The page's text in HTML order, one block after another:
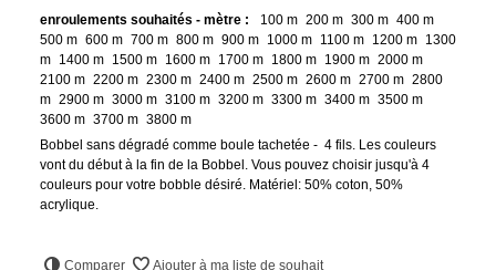
enroulements souhaités - mètre :
100 m 200 m 300 m 400 m
500 m 600 m 700 m 800 m 900 m 1000 m 1100 m 1200 m 1300
m 1400 m 1500 m 1600 m 1700 m 1800 m 1900 m 2000 m
2100 m 2200 m 2300 m 2400 m 2500 m 2600 m 2700 m 2800
m 2900 m 3000 m 3100 m 3200 m 3300 m 3400 m 3500 m
3600 m 3700 m 3800 m
Bobbel sans dégradé comme boule tachetée - 4 fils. Les couleurs
vont du début à la fin de la Bobbel. Vous pouvez choisir jusqu'à 4
couleurs pour votre bobble désiré. Matériel: 50% coton, 50%
acrylique.
Comparer Ajouter à ma liste de souhait